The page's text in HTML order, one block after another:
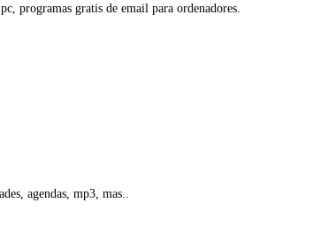
programas gratis de email para ordenadores.
agendas, mp3, mas..